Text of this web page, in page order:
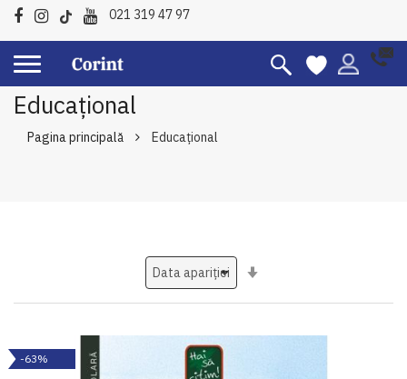
021 319 47 97
Educațional
Pagina principală Educațional
-63%